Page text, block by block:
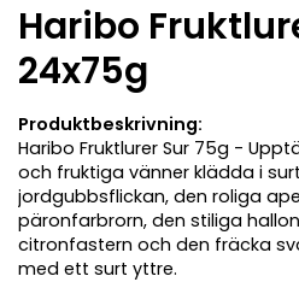
Haribo
24x75g
Produktbeskrivning:
Haribo Fruktlurer Sur 75g -
och fruktiga vänner klädda i
jordgubbsflickan, den roliga
päronfarbrorn, den stiliga
citronfastern och den fräcka
med ett surt yttre.